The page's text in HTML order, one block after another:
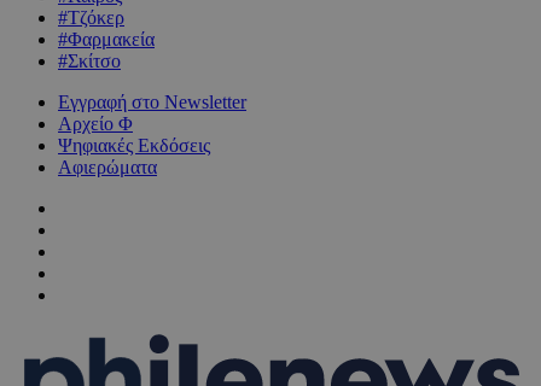
#Τζόκερ
#Φαρμακεία
#Σκίτσο
Εγγραφή στο Newsletter
Αρχείο Φ
Ψηφιακές Εκδόσεις
Αφιερώματα